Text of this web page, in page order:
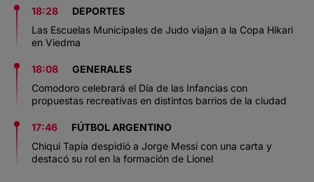
18:28
DEPORTES
Las Escuelas Municipales de Judo viajan a la Copa Hikari
en Viedma
18:08
GENERALES
Comodoro celebrará el Día de las Infancias con
propuestas recreativas en distintos barrios de la ciudad
17:46
FÚTBOL ARGENTINO
Chiqui Tapia despidió a Jorge Messi con una carta y
destacó su rol en la formación de Lionel